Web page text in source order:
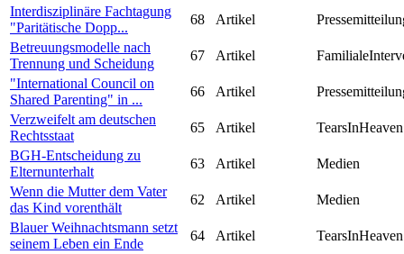
Interdisziplinäre Fachtagung
"Paritätische Dopp...
68 Artikel
Betreuungsmodelle nach
Trennung und Scheidung
67 Artikel
"International Council on
Shared Parenting" in ...
66 Artikel
Verzweifelt am deutschen
Rechtsstaat
65 Artikel
TearsInHeaven
BGH-Entscheidung zu
Elternunterhalt
63 Artikel
Medien
Wenn die Mutter dem Vater
das Kind vorenthält
62 Artikel
Medien
Blauer Weihnachtsmann setzt
seinem Leben ein Ende
64 Artikel
TearsInHeaven